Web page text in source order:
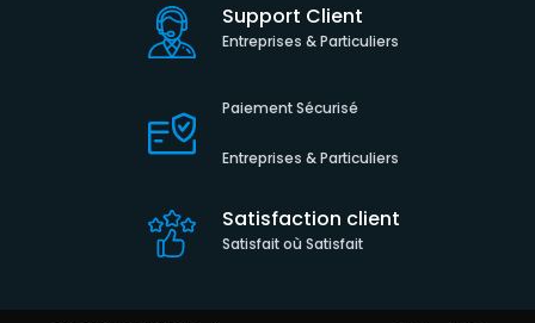
Support Client
Entreprises & Particuliers
Paiement Sécurisé
Entreprises & Particuliers
Satisfaction client
Satisfait où Satisfait